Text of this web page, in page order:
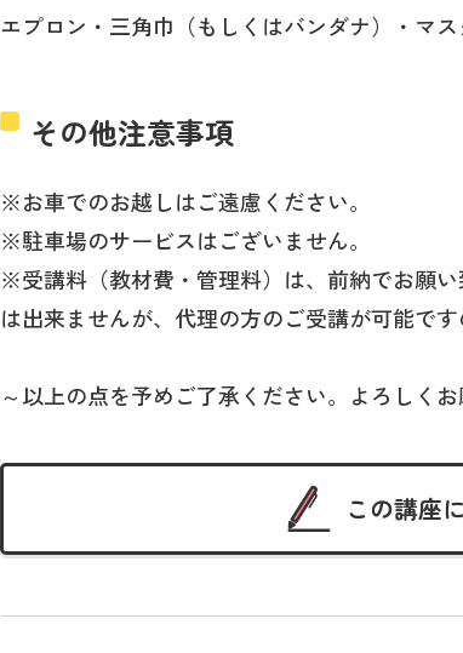
エプロン・三角巾（もしくはバンダナ）・マ
その他注意事項
※お車でのお越しはご遠慮ください。
※駐車場のサービスはございません。
※受講料（教材費・管理料）は、前納でお願
は出来ませんが、代理の方のご受講が可能で
～以上の点を予めご了承ください。よろしく
この講座